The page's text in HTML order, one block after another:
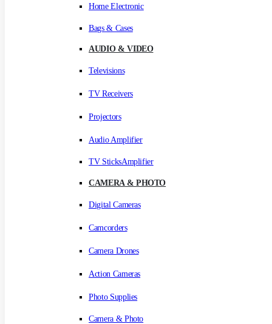
Home Electronic
Bags & Cases
AUDIO & VIDEO
Televisions
TV Receivers
Projectors
Audio Amplifier
TV SticksAmplifier
CAMERA & PHOTO
Digital Cameras
Camcorders
Camera Drones
Action Cameras
Photo Supplies
Camera & Photo